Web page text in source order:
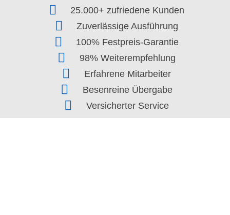
Kostenloses Angebot
★★★★★ 25.000 zufriedene Kunden
25.000+ zufriedene Kunden
Zuverlässige Ausführung
100% Festpreis-Garantie
98% Weiterempfehlung
Erfahrene Mitarbeiter
Besenreine Übergabe
Versicherter Service